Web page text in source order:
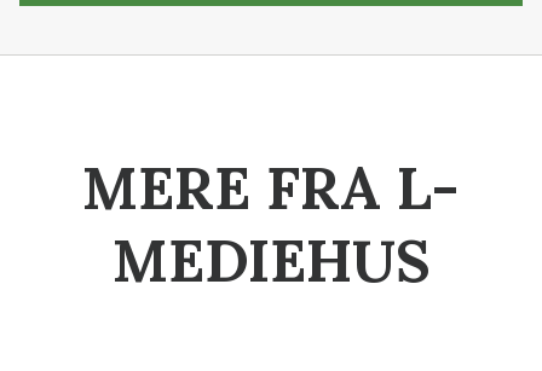
MERE FRA L-
MEDIEHUS